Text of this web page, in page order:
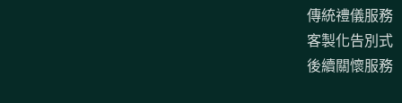
傳統禮儀服務
客製化告別式
後續關懷服務